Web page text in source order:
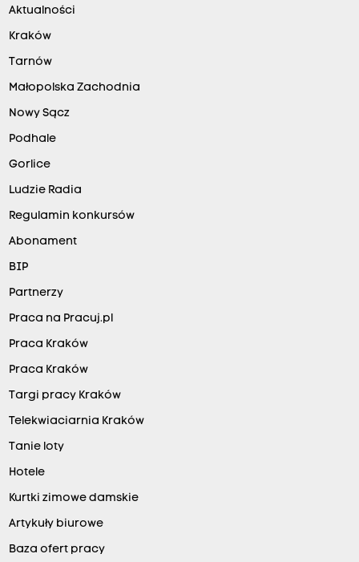
Aktualności
Kraków
Tarnów
Małopolska Zachodnia
Nowy Sącz
Podhale
Gorlice
Ludzie Radia
Regulamin konkursów
Abonament
BIP
Partnerzy
Praca na Pracuj.pl
Praca Kraków
Praca Kraków
Targi pracy Kraków
Telekwiaciarnia Kraków
Tanie loty
Hotele
Kurtki zimowe damskie
Artykuły biurowe
Baza ofert pracy